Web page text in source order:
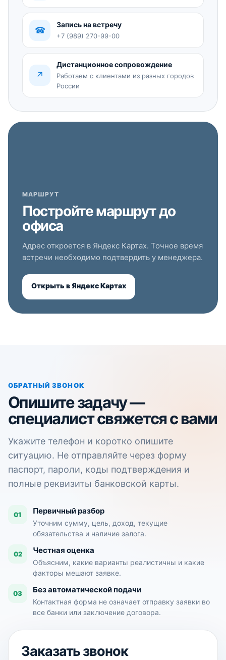
☎
Запись на встречу
+7 (989) 270-99-00
↗
Дистанционное сопровождение
Работаем с клиентами из разных городов
России
МАРШРУТ
Постройте маршрут до
офиса
Адрес откроется в Яндекс Картах. Точное время
встречи необходимо подтвердить у менеджера.
Открыть в Яндекс Картах
ОБРАТНЫЙ ЗВОНОК
Опишите задачу —
специалист свяжется с вами
Укажите телефон и коротко опишите
ситуацию. Не отправляйте через форму
паспорт, пароли, коды подтверждения и
полные реквизиты банковской карты.
01 Первичный разбор
Уточним сумму, цель, доход, текущие
обязательства и наличие залога.
02 Честная оценка
Объясним, какие варианты реалистичны и какие
факторы мешают заявке.
03 Без автоматической подачи
Контактная форма не означает отправку заявки во
все банки или заключение договора.
Заказать звонок